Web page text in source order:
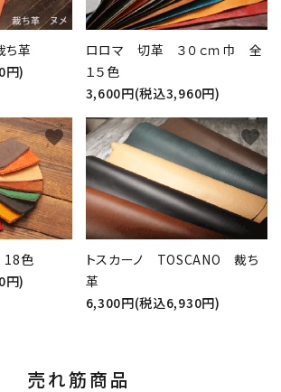
ち革
円)
ロロマ 切革 ３０ｃｍ巾 全
１５色
3,600円(税込3,960円)
色
円)
favorite
トスカーノ TOSCANO 裁ち
革
6,300円(税込6,930円)
favorite
売れ筋商品